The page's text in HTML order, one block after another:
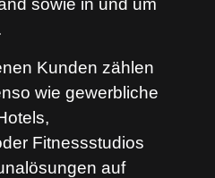
sowie in und um
Kunden zählen
wie gewerbliche
Fitnessstudios
auf